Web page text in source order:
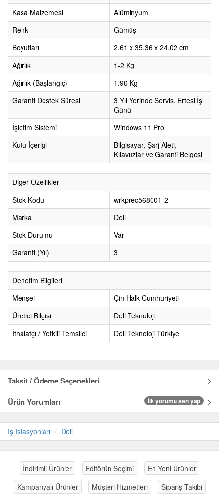
Kasa Malzemesi
Alüminyum
Renk
Gümüş
Boyutları
2.61 x 35.36 x 24.02 cm
Ağırlık
1-2 Kg
Ağırlık (Başlangıç)
1.90 Kg
Garanti Destek Süresi
3 Yıl Yerinde Servis, Ertesi İş
Günü
İşletim Sistemi
Windows 11 Pro
Kutu İçeriği
Bilgisayar, Şarj Aleti,
Kılavuzlar ve Garanti Belgesi
Diğer Özellikler
Stok Kodu
wrkprec568001-2
Marka
Dell
Stok Durumu
Var
Garanti (Yıl)
3
Denetim Bilgileri
Menşei
Çin Halk Cumhuriyeti
Üretici Bilgisi
Dell Teknoloji
İthalatçı / Yetkili Temsilci
Dell Teknoloji Türkiye
Taksit / Ödeme Seçenekleri
Ürün Yorumları
İlk yorumu sen yap
İş İstasyonları Dell
İndirimli Ürünler Editörün Seçimi
En Yeni Ürünler
Kampanyalı Ürünler
Müşteri Hizmetleri Sipariş Takibi